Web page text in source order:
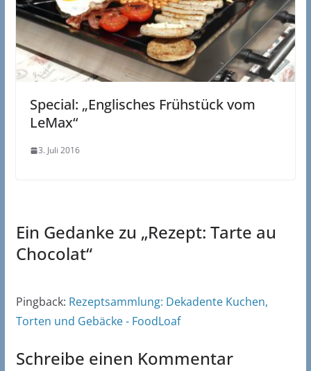
Special: „Englisches Frühstück vom
LeMax“
3. Juli 2016
Ein Gedanke zu „Rezept: Tarte au
Chocolat“
Pingback: Rezeptsammlung: Dekadente Kuchen,
Torten und Gebäcke - FoodLoaf
Schreibe einen Kommentar